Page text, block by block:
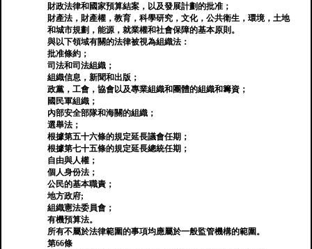
財政法律和國家預算結案，以及發展計劃的批准；
財產法，財產權，教育，科學研究，文化，公共衛生，環境，土地
和城市規劃，能源，就業權和社會保障的基本原則。
與以下領域有關的法律被視為組織法：
批准條約；
司法和司法組織；
組織信息，新聞和出版；
政黨，工會，協會以及專業組織和團體的組織和籌資；
國民軍組織；
內部安全部隊和海關的組織；
選舉法；
根據第五十六條的規定延長議會任期；
根據第七十五條的規定延長總統任期；
自由與人權；
個人身份法；
公民的基本職責；
地方政府;
組織憲法委員會；
有機預算法。
所有不屬於法律範圍的事項均應屬於一般監管機構的範圍。
第66條